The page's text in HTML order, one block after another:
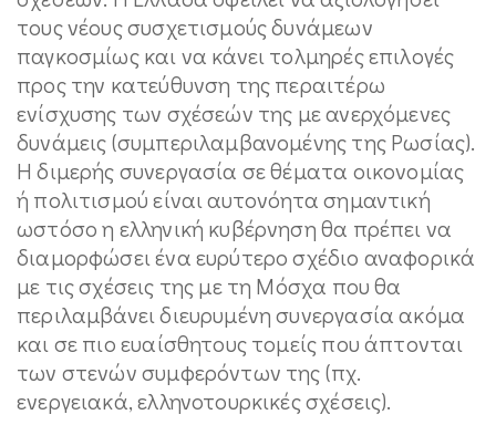
τους νέους συσχετισμούς δυνάμεων
παγκοσμίως και να κάνει τολμηρές επιλογές
προς την κατεύθυνση της περαιτέρω
ενίσχυσης των σχέσεών της με ανερχόμενες
δυνάμεις (συμπεριλαμβανομένης της Ρωσίας).
Η διμερής συνεργασία σε θέματα οικονομίας
ή πολιτισμού είναι αυτονόητα σημαντική
ωστόσο η ελληνική κυβέρνηση θα πρέπει να
διαμορφώσει ένα ευρύτερο σχέδιο αναφορικά
με τις σχέσεις της με τη Μόσχα που θα
περιλαμβάνει διευρυμένη συνεργασία ακόμα
και σε πιο ευαίσθητους τομείς που άπτονται
των στενών συμφερόντων της (πχ.
ενεργειακά, ελληνοτουρκικές σχέσεις).